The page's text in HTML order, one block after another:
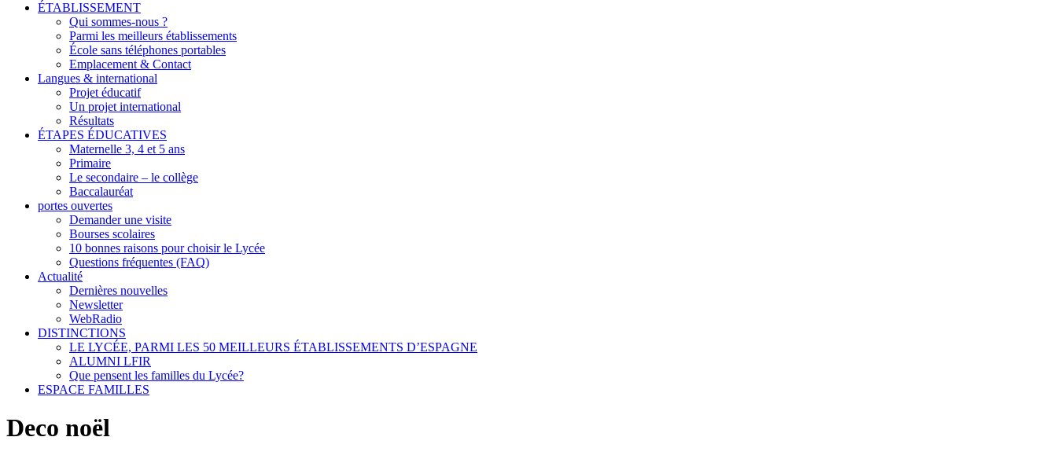
ÉTABLISSEMENT
Qui sommes-nous ?
Parmi les meilleurs établissements
École sans téléphones portables
Emplacement & Contact
Langues & international
Projet éducatif
Un projet international
Résultats
ÉTAPES ÉDUCATIVES
Maternelle 3, 4 et 5 ans
Primaire
Le secondaire – le collège
Baccalauréat
portes ouvertes
Demander une visite
Bourses scolaires
10 bonnes raisons pour choisir le Lycée
Questions fréquentes (FAQ)
Actualité
Dernières nouvelles
Newsletter
WebRadio
DISTINCTIONS
LE LYCÉE, PARMI LES 50 MEILLEURS ÉTABLISSEMENTS D’ESPAGNE
ALUMNI LFIR
Que pensent les familles du Lycée?
ESPACE FAMILLES
Deco noël